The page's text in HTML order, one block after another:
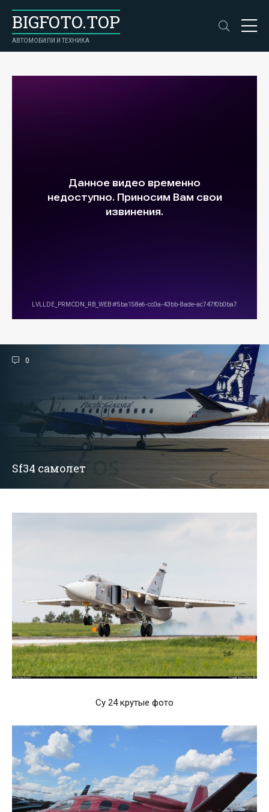
BIGFOTO.TOP
АВТОМОБИЛИ И ТЕХНИКА
0
Sf34 самолет
Су 24 крутые фото